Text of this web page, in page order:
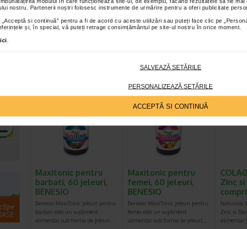
nostru. Partenerii noștri folosesc instrumente de urmărire pentru a oferi publicitate
si continuă” pentru a fi de acord cu aceste utilizări sau puteți face clic pe
și, în special, vă puteți retrage consimțământul pe site-ul nostru în orice moment.
SALVEAZĂ SETĂRILE
PERSONALIZEAZĂ SETĂRILE
ACCEPTĂ SI CONTINUĂ
Septosol cu albastru
de metilen, 20
comprimate de…
comprimate, Zdrovit
extenuarii, la metabolismul…
Maxitonic pentru
barbati, 60 jeleuri,
BENESIO
Benesio MaxiTonic jeleuri pentru
barbati este un supliment
alimentar sub forma de jeleuri…
Maxitonic pentru
femei, 60 jeleuri,
BENESIO
Benesio MaxiTonic jeleuri pentru
femei este un supliment
alimentar sub forma de jeleuri…
Zinc
Naturalis
Zinc si
alimentar